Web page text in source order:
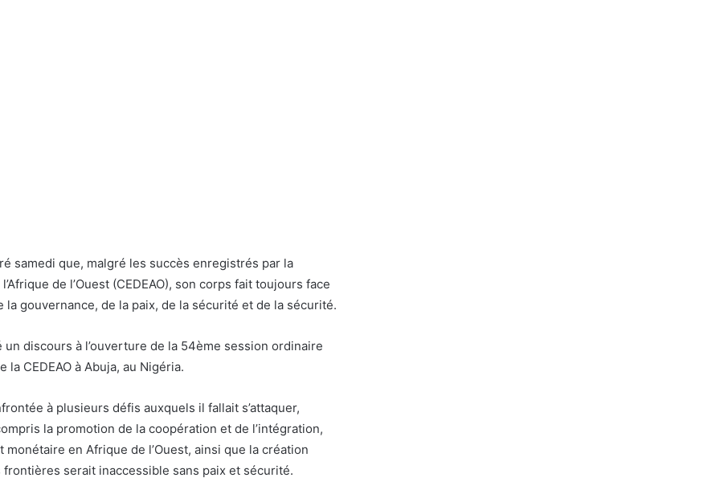
samedi que, malgré les succès enregistrés par la
de l’Ouest (CEDEAO), son corps fait toujours face
gouvernance, de la paix, de la sécurité et de la sécurité.
un discours à l’ouverture de la 54ème session ordinaire
la CEDEAO à Abuja, au Nigéria.
à plusieurs défis auxquels il fallait s’attaquer,
la promotion de la coopération et de l’intégration,
en Afrique de l’Ouest, ainsi que la création
serait inaccessible sans paix et sécurité.